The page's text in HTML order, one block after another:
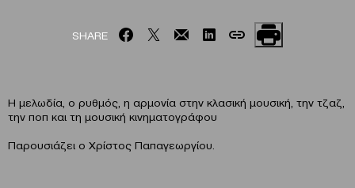
SHARE
Η μελωδία, ο ρυθμός, η αρμονία στην κλασική μουσική, την τζαζ,
την ποπ και τη μουσική κινηματογράφου
Παρουσιάζει ο Χρίστος Παπαγεωργίου.